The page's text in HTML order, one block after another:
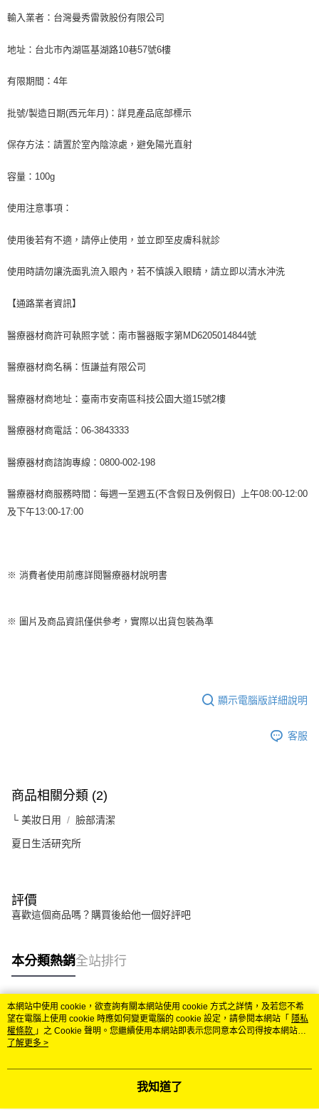
輸入業者：台灣曼秀雷敦股份有限公司
地址：台北市內湖區基湖路10巷57號6樓
有限期間： 4年
批號/製造日期(西元年月) ：詳見產品底部標示
保存方法：請置於室內陰涼處，避免陽光直射
容量： 100g
使用注意事項：
使用後若有不適，請停止使用，並立即至皮膚科就診
使用時請勿讓洗面乳流入眼內，若不慎誤入眼睛，請立即以清水沖洗
【通路業者資訊】
醫療器材商許可執照字號：南市醫器販字第MD6205014844號
醫療器材商名稱：恆謙益有限公司
醫療器材商地址：臺南市安南區科技公園大道15號2樓
醫療器材商電話： 06-3843333
醫療器材商諮詢專線： 0800-002-198
醫療器材商服務時間：每週一至週五(不含假日及例假日 ) 上午08:00-12:00
及下午13:00-17:00
※ 消費者使用前應詳閱醫療器材說明書
※ 圖片及商品資訊僅供參考，實際以出貨包裝為準
顯示電腦版詳細說明
客服
商品相關分類 (2)
└ 美妝日用 臉部清潔
夏日生活研究所
評價
喜歡這個商品嗎？購買後給他一個好評吧
本分類熱銷全站排行
熱門標籤
本網站中使用 cookie，欲查詢有關本網站使用 cookie 方式之詳情，及若您不希
望在電腦上使用 cookie 時應如何變更電腦的 cookie 設定，請參閱本網站「 隱私
權條款 」之 Cookie 聲明。您繼續使用本網站即表示您同意本公司得按本網站使
用條款之 Cookie 聲明使用 cookie。
了解更多 >
我知道了